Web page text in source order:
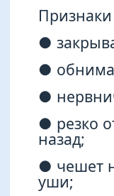
●
●
●
● резко
назад;
● чешет
уши;